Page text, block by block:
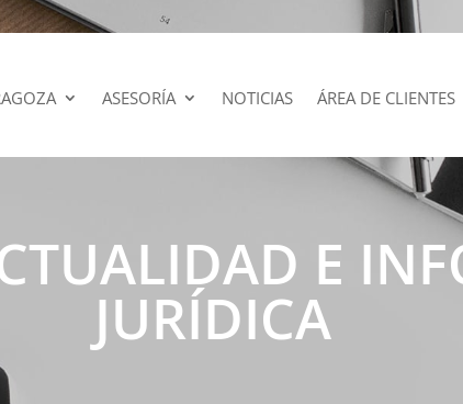
ASESORÍA NOTICIAS ÁREA DE CLIENTES
E
JURÍDICA